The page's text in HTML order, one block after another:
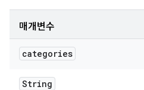
매개변수
categories
String